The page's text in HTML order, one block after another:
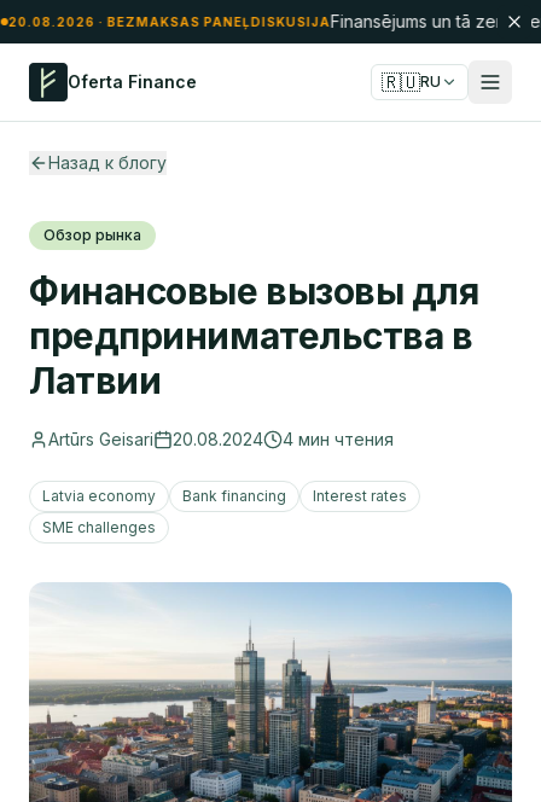
20.08.2026· BEZMAKSAS PANEĻDISKUSIJAFinansējums un tā
Oferta Finance 🇷🇺RU
Назад к блогу
Обзор рынка
Финансовые вызовы для
предпринимательства в
Латвии
Artūrs Geisari 20.08.2024 4 мин чтения
Latvia economy Bank financing
Interest rates
SME challenges